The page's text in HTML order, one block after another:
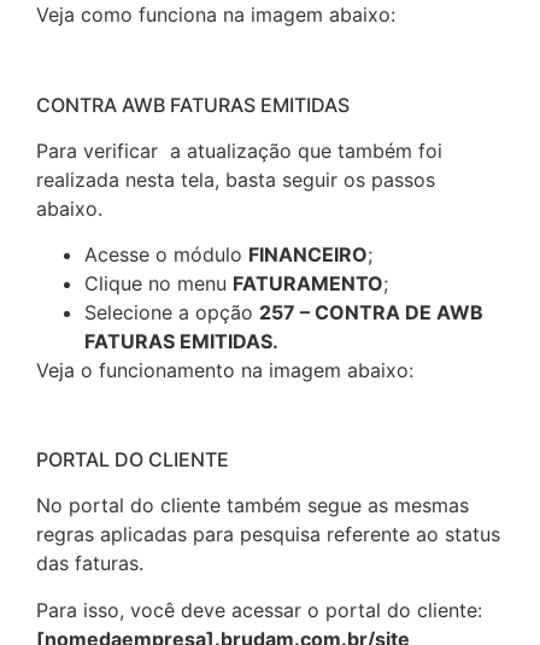
Veja como funciona na imagem abaixo:
CONTRA AWB FATURAS EMITIDAS
Para verificar a atualização que também foi
realizada nesta tela, basta seguir os passos
abaixo.
Acesse o módulo FINANCEIRO;
Clique no menu FATURAMENTO;
Selecione a opção 257 – CONTRA DE AWB
FATURAS EMITIDAS.
Veja o funcionamento na imagem abaixo:
PORTAL DO CLIENTE
No portal do cliente também segue as mesmas
regras aplicadas para pesquisa referente ao status
das faturas.
Para isso, você deve acessar o portal do cliente:
[nomedaempresa].brudam.com.br/site